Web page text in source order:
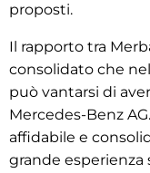
proposti.
Il rapporto tra
consolidato che
può vantarsi di
Mercedes-Benz
affidabile e
grande esperienza